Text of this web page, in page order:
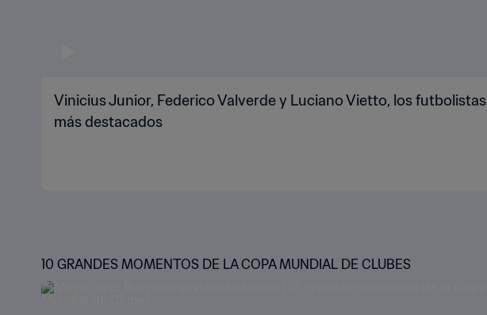
Vinicius Junior, Federico Valverde y Luciano Vietto, los futbolistas
más destacados
10 GRANDES MOMENTOS DE LA COPA MUNDIAL DE CLUBES